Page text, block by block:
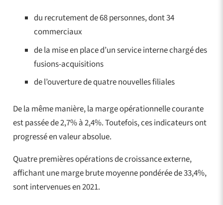
du recrutement de 68 personnes, dont 34
commerciaux
de la mise en place d’un service interne chargé des
fusions-acquisitions
de l’ouverture de quatre nouvelles filiales
De la même manière, la marge opérationnelle courante
est passée de 2,7% à 2,4%. Toutefois, ces indicateurs ont
progressé en valeur absolue.
Quatre premières opérations de croissance externe,
affichant une marge brute moyenne pondérée de 33,4%,
sont intervenues en 2021.